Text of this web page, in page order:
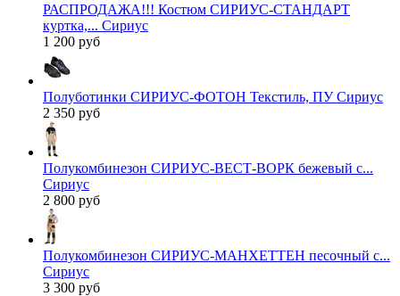
РАСПРОДАЖА!!! Костюм СИРИУС-СТАНДАРТ
куртка,... Сириус
1 200 руб
Полуботинки СИРИУС-ФОТОН Текстиль, ПУ Сириус
2 350 руб
Полукомбинезон СИРИУС-ВЕСТ-ВОРК бежевый с...
Сириус
2 800 руб
Полукомбинезон СИРИУС-МАНХЕТТЕН песочный с...
Сириус
3 300 руб